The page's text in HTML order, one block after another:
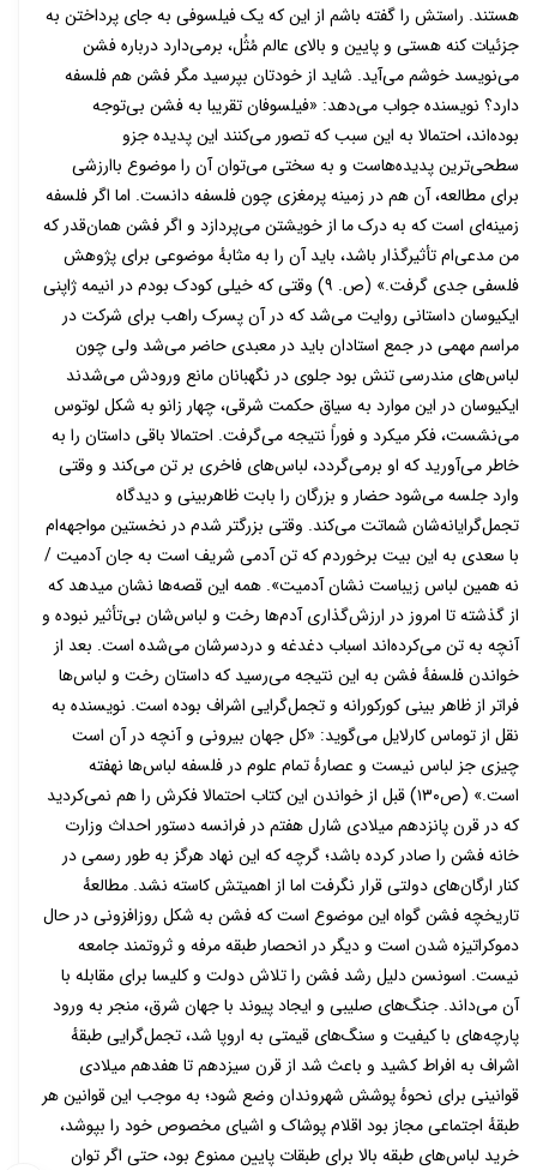
هستند. راستش را گفته باشم از این که یک فیلسوفی به جای پرداختن به
جزئیات کنه هستی و پایین و بالای عالم مُثُل، برمی‌دارد درباره فشن
می‌نویسد خوشم می‌آید. شاید از خودتان بپرسید مگر فشن هم فلسفه
دارد؟ نویسنده جواب می‌دهد: «فیلسوفان تقريبا به فشن بی‌توجه
بوده‌اند، احتمالا به این سبب که تصور می‌کنند این پدیده جزو
سطحی‌ترین پدیده‌هاست و به سختی می‌توان آن را موضوع باارزشی
برای مطالعه، آن هم در زمینه پرمغزی چون فلسفه دانست. اما اگر فلسفه
زمینه‌ای است که به درک ما از خویشتن می‌پردازد و اگر فشن همان‌قدر که
من مدعی‌ام تأثیرگذار باشد، باید آن را به مثابهٔ موضوعی برای پژوهش
فلسفی جدی گرفت.» (ص. ۹) وقتی که خیلی کودک بودم در انیمه ژاپنی
ایکیوسان داستانی روایت می‌شد که در آن پسرک راهب برای شرکت در
مراسم مهمی در جمع استادان باید در معبدی حاضر می‌شد ولی چون
لباس‌های مندرسی تنش بود جلوی در نگهبانان مانع ورودش می‌شدند
ایکیوسان در این موارد به سیاق حکمت شرقی، چهار زانو به شکل لوتوس
می‌نشست، فکر میکرد و فوراً نتیجه می‌گرفت. احتمالا باقی داستان را به
خاطر می‌آورید که او برمی‌گردد، لباس‌های فاخری بر تن می‌کند و وقتی
وارد جلسه می‌شود حضار و بزرگان را بابت ظاهربینی و دیدگاه
تجمل‌گرایانه‌شان شماتت می‌کند. وقتی بزرگتر شدم در نخستین مواجهه‌ام
با سعدی به این بیت برخوردم که تن آدمی شریف است به جان آدمیت /
نه همین لباس زیباست نشان آدمیت». همه این قصه‌ها نشان میدهد که
از گذشته تا امروز در ارزش‌گذاری آدم‌ها رخت و لباس‌شان بی‌تأثیر نبوده و
آنچه به تن می‌کرده‌اند اسباب دغدغه و دردسرشان می‌شده است. بعد از
خواندن فلسفهٔ فشن به این نتیجه می‌رسید که داستان رخت و لباس‌ها
فراتر از ظاهر بینی کورکورانه و تجمل‌گرایی اشراف بوده است. نویسنده به
نقل از توماس کارلایل می‌گوید: «کل جهان بیرونی و آنچه در آن است
چیزی جز لباس نیست و عصارهٔ تمام علوم در فلسفه لباس‌ها نهفته
است.» (ص۱۳۰) قبل از خواندن این کتاب احتمالا فکرش را هم نمی‌کردید
که در قرن پانزدهم میلادی شارل هفتم در فرانسه دستور احداث وزارت
خانه فشن را صادر کرده باشد؛ گرچه که این نهاد هرگز به طور رسمی در
کنار ارگان‌های دولتی قرار نگرفت اما از اهمیتش کاسته نشد. مطالعهٔ
تاریخچه فشن گواه این موضوع است که فشن به شکل روزافزونی در حال
دموکراتیزه شدن است و دیگر در انحصار طبقه مرفه و ثروتمند جامعه
نیست. اسونسن دلیل رشد فشن را تلاش دولت و کلیسا برای مقابله با
آن می‌داند. جنگ‌های صلیبی و ایجاد پیوند با جهان شرق، منجر به ورود
پارچه‌های با کیفیت و سنگ‌های قیمتی به اروپا شد، تجمل‌گرایی طبقهٔ
اشراف به افراط کشید و باعث شد از قرن سیزدهم تا هفدهم میلادی
قوانینی برای نحوهٔ پوشش شهروندان وضع شود؛ به موجب این قوانین هر
طبقهٔ اجتماعی مجاز بود اقلام پوشاک و اشیای مخصوص خود را بپوشد،
خرید لباس‌های طبقه بالا برای طبقات پایین ممنوع بود، حتی اگر توان